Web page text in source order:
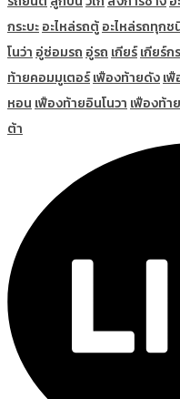
กระบะอะไหล่รถตู้อะไหล่รถทุกช
โนว่า อู่ซ่อมรถ อู่รถ เกียร์เกียร์ก
ท้ายคอมมูเตอร์เฟืองท้ายดังเ
หอน เฟืองท้ายอินโนวา เฟืองท้า
ต้า